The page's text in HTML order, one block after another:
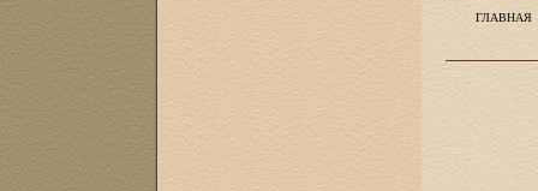
ГЛАВНАЯ